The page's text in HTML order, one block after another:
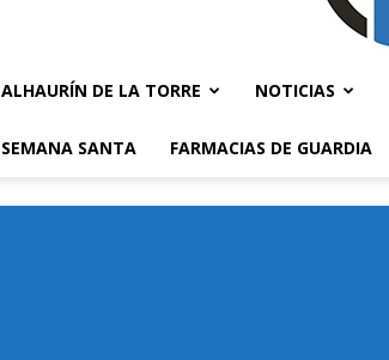
ALHAURÍN DE LA TORRE NOTICIAS
SEMANA SANTA FARMACIAS DE GUARDIA